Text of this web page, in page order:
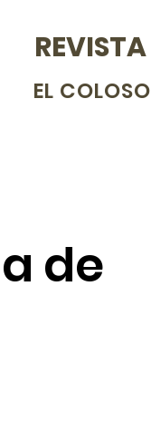
REVISTA
EL COLOSO
de